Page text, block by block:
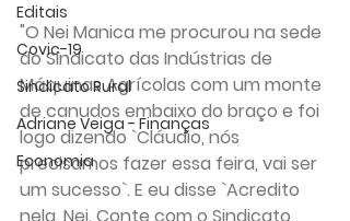
Editais
Covic-19
Sindicato Rural
Adriane Veiga - Finanças
Economia
"O Nei Manica me procurou na sede
do Sindicato das Indústrias de
Máquinas Agrícolas com um monte
de canudos embaixo do braço e foi
logo dizendo `Cláudio, nós
precisamos fazer essa feira, vai ser
um sucesso`. E eu disse `Acredito